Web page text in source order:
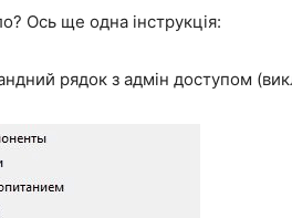
Ось ще одна інструкція:
рядок з адмін доступом